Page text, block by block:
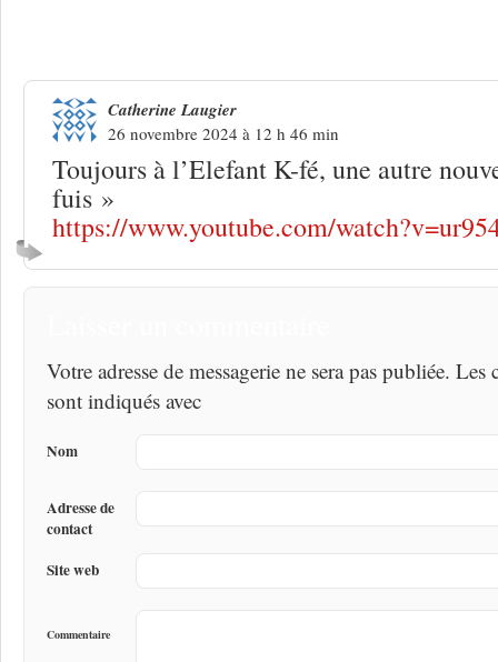
Catherine Laugier
26 novembre 2024 à 12 h 46 min
Toujours à l’Elefant K-fé, une autre
fuis »
https://www.youtube.com/
Votre adresse de messagerie ne sera pas publiée.
sont indiqués avec
Nom
Adresse de
contact
Site web
Commentaire